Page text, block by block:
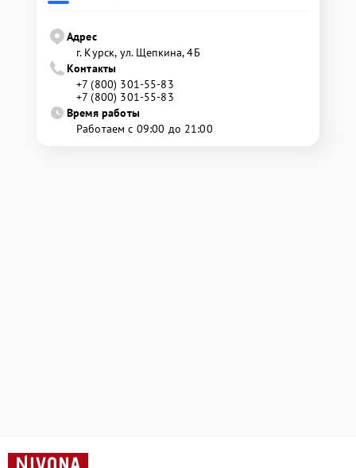
Адрес
г. Курск, ул. Щепкина, 4Б
Контакты
+7 (800) 301-55-83
+7 (800) 301-55-83
Время работы
Работаем с 09:00 до 21:00